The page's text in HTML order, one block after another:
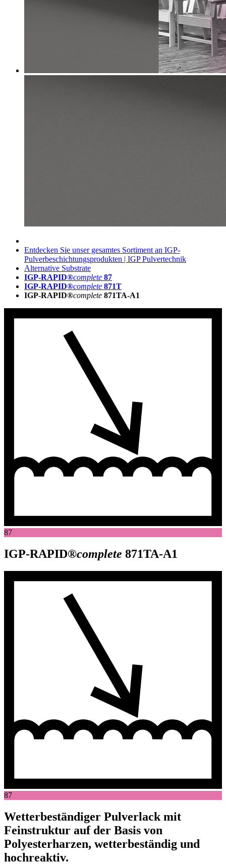
Entdecken Sie unser gesamtes Sortiment an IGP-
Pulverbeschichtungsprodukten | IGP Pulvertechnik
Alternative Substrate
IGP-RAPID®complete 87
IGP-RAPID®complete 871T
IGP-RAPID®complete 871TA-A1
87
IGP-RAPID®complete 871TA-A1
87
Wetterbeständiger Pulverlack mit
Feinstruktur auf der Basis von
Polyesterharzen, wetterbeständig und
hochreaktiv.